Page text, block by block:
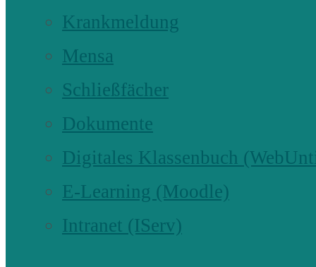
Krankmeldung
Mensa
Schließfächer
Dokumente
Digitales Klassenbuch
E-Learning (Moodle)
Intranet (IServ)